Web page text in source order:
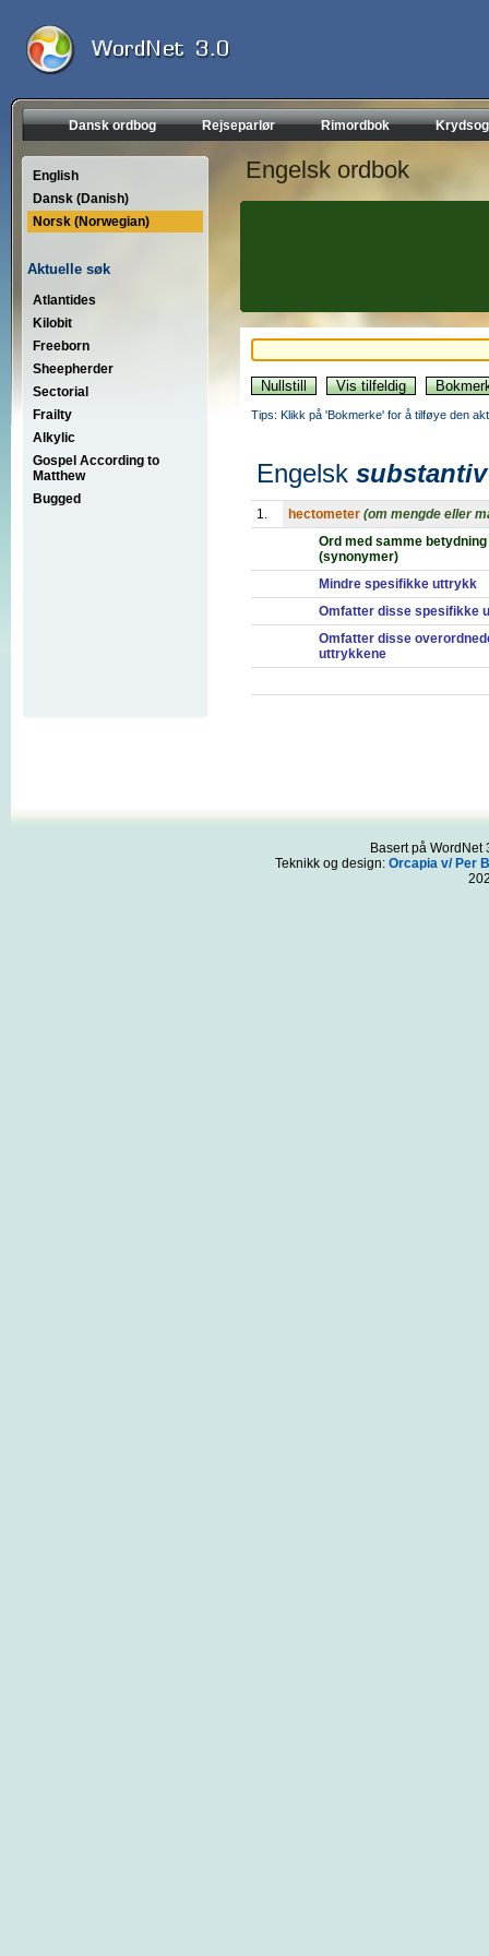
Dansk ordbog Rejseparlør Rimordbok
English
Dansk (Danish)
Norsk (Norwegian)
Aktuelle søk
Atlantides
Kilobit
Freeborn
Sheepherder
Sectorial
Frailty
Alkylic
Gospel According to
Matthew
Bugged
Engelsk ordbok
Tips: Klikk på 'Bokmerke' for å tilføye den
Engelsk substantiv
1. hectometer (om mengde eller
Ord med samme betydning
(synonymer)
Mindre spesifikke uttrykk
Omfatter disse spesifikke
Omfatter disse
uttrykkene
Basert på
Teknikk og design: Orcapia v/ Per